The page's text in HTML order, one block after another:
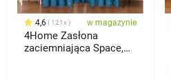
4,6 121x w magazynie
4Home Zasłona
zaciemniająca Space,